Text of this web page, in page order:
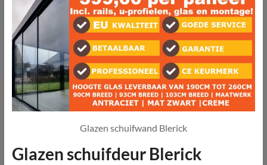
Glazen schuifwand Blerick
Glazen schuifdeur Blerick